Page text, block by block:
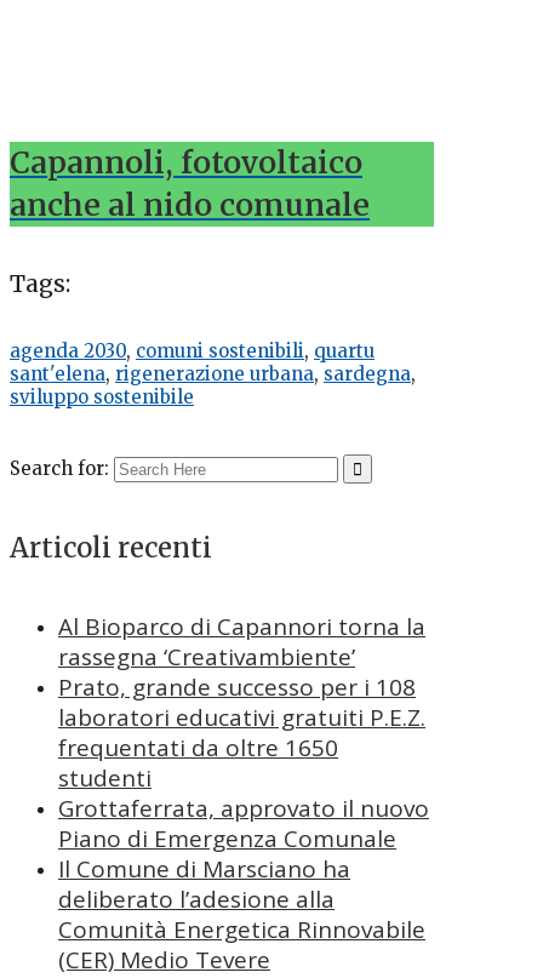
Capannoli, fotovoltaico
anche al nido comunale
Tags:
agenda 2030, comuni sostenibili, quartu
sant'elena, rigenerazione urbana, sardegna,
sviluppo sostenibile
Search for:
Articoli recenti
Al Bioparco di Capannori torna la
rassegna ‘Creativambiente’
Prato, grande successo per i 108
laboratori educativi gratuiti P.E.Z.
frequentati da oltre 1650
studenti
Grottaferrata, approvato il nuovo
Piano di Emergenza Comunale
Il Comune di Marsciano ha
deliberato l’adesione alla
Comunità Energetica Rinnovabile
(CER) Medio Tevere